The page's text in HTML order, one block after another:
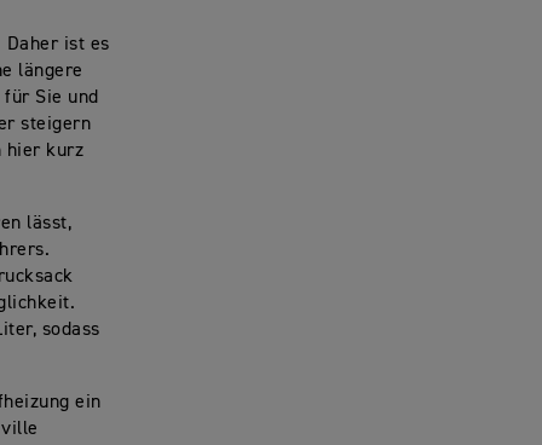
ist es
längere
Sie und
steigern
hier kurz
lässt,
sodass
ein